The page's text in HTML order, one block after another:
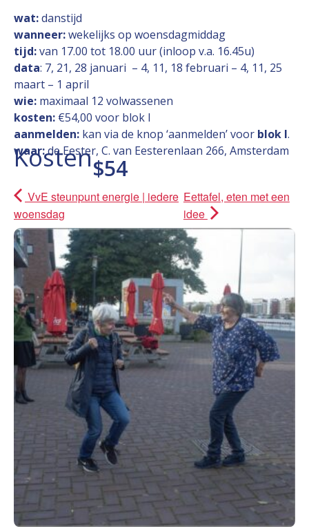
wat:danstijd
wanneer:wekelijks op woensdagmiddag
tijd:van 17.00 tot 18.00 uur (inloop v.a. 16.45u)
data: 7, 21, 28 januari – 4, 11, 18 februari – 4, 11, 25
maart – 1 april
wie: maximaal 12 volwassenen
kosten: €54,00 voor blok I
aanmelden: kan via de knop ‘aanmelden’ voor blok I.
waar:de Eester, C. van Eesterenlaan 266, Amsterdam
Kosten$54
VvE steunpunt energie | iedere
woensdag
Eettafel, eten met een
idee